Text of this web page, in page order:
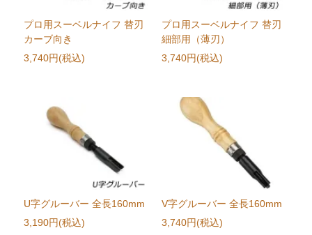
プロ用スーベルナイフ 替刃
カーブ向き
3,740円(税込)
プロ用スーベルナイフ 替刃
細部用（薄刃）
3,740円(税込)
U字グルーバー 全長160mm
3,190円(税込)
V字グルーバー 全長160mm
3,740円(税込)